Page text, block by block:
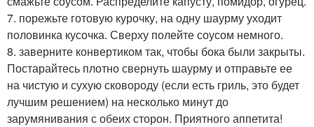
7. порежьте готовую курочку, на одну шаурму уходит
половинка кусочка. Сверху полейте соусом немного.
8. заверните конвертиком так, чтобы бока были закрыты.
Постарайтесь плотно свернуть шаурму и отправьте ее
на чистую и сухую сковороду (если есть гриль, это будет
лучшим решением) на несколько минут до
зарумянивания с обеих сторон. Приятного аппетита!